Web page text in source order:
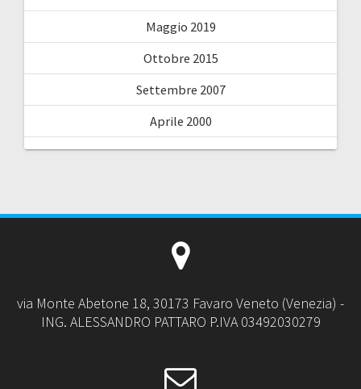
Maggio 2019
Ottobre 2015
Settembre 2007
Aprile 2000
via Monte Abetone 18, 30173 Favaro Veneto (Venezia) -
ING. ALESSANDRO PATTARO P.IVA 03492030279